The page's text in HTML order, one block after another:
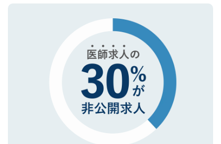
で、機密保持に関してもご安心ください。
ので、まずはご登録ください。